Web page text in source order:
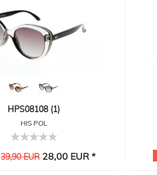
HPS08108 (1)
HIS POL
39,90 EUR28,00 EUR *